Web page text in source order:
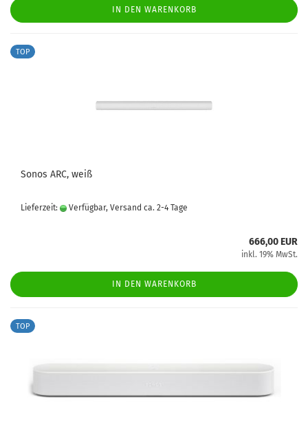
IN DEN WARENKORB
TOP
Sonos ARC, weiß
Lieferzeit: Verfügbar, Versand ca. 2-4 Tage
666,00 EUR
inkl. 19% MwSt.
IN DEN WARENKORB
TOP